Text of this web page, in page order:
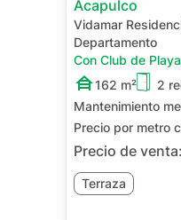
Acapulco
Vidamar
Departamento
Con Club de Playa
162 m²
2
Mantenimiento
Precio por metro
Precio de venta:
Terraza